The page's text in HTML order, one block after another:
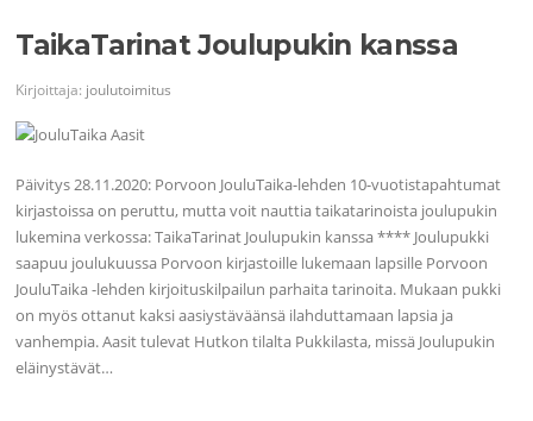
TaikaTarinat Joulupukin kanssa
Kirjoittaja: joulutoimitus
Päivitys 28.11.2020: Porvoon JouluTaika-lehden 10-vuotistapahtumat
kirjastoissa on peruttu, mutta voit nauttia taikatarinoista joulupukin
lukemina verkossa: TaikaTarinat Joulupukin kanssa **** Joulupukki
saapuu joulukuussa Porvoon kirjastoille lukemaan lapsille Porvoon
JouluTaika -lehden kirjoituskilpailun parhaita tarinoita. Mukaan pukki
on myös ottanut kaksi aasiystäväänsä ilahduttamaan lapsia ja
vanhempia. Aasit tulevat Hutkon tilalta Pukkilasta, missä Joulupukin
eläinystävät…